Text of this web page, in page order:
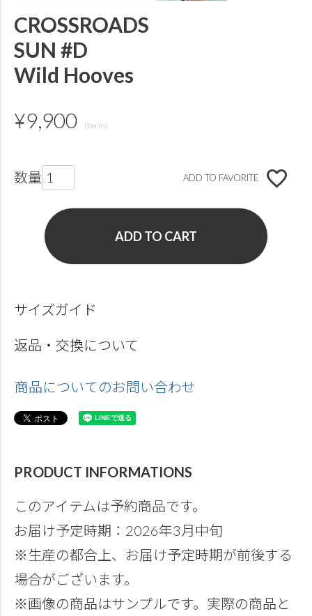
CROSSROADS
SUN #D
Wild Hooves
¥9,900
ADD TO FAVORITE
ADD TO CART
サイズガイド
返品・交換について
商品についてのお問い合わせ
PRODUCT INFORMATIONS
このアイテムは予約商品です。
お届け予定時期：2026年3月中旬
※生産の都合上、お届け予定時期が前後する
場合がございます。
※画像の商品はサンプルです。実際の商品と